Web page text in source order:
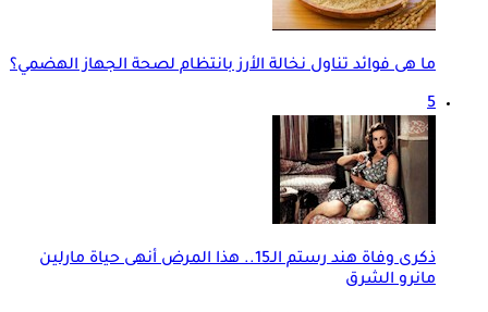
ما هى فوائد تناول نخالة الأرز بانتظام لصحة الجهاز الهضمي؟
5
ذكرى وفاة هند رستم الـ15.. هذا المرض أنهى حياة مارلين
مانرو الشرق